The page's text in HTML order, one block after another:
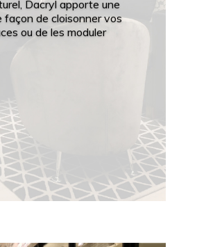
Dacryl apporte une
façon de cloisonner vos
ou de les moduler